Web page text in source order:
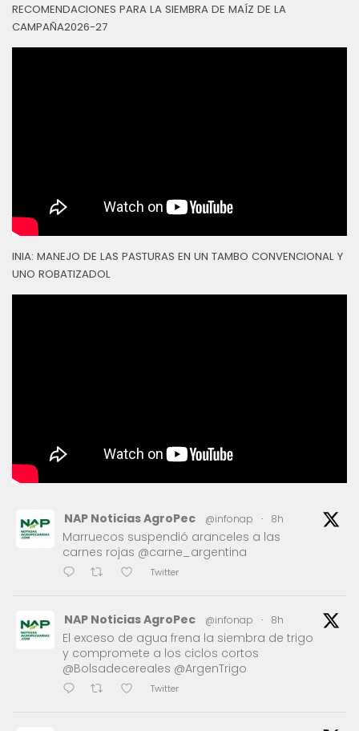
RECOMENDACIONES PARA LA SIEMBRA DE MAÍZ DE LA
CAMPAÑA2026-27
INIA: MANEJO DE LAS PASTURAS EN UN TAMBO CONVENCIONAL Y
UNO ROBATIZADOL
NAP Noticias AgroPec @infonap · 8h
Marruecos suspendió aranceles a las
carnes rojas @carne_argentina
Twitter
NAP Noticias AgroPec @infonap · 8h
El exceso de agua frena la siembra de trigo
y compromete a los ciclos cortos
@Bolsadecereales @ArgenTrigo
Twitter